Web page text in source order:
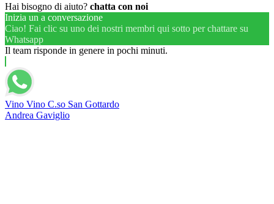
Hai bisogno di aiuto? chatta con noi
Inizia un a conversazione
Ciao! Fai clic su uno dei nostri membri qui sotto per chattare su
Whatsapp
Il team risponde in genere in pochi minuti.
Vino Vino C.so San Gottardo
Andrea Gaviglio